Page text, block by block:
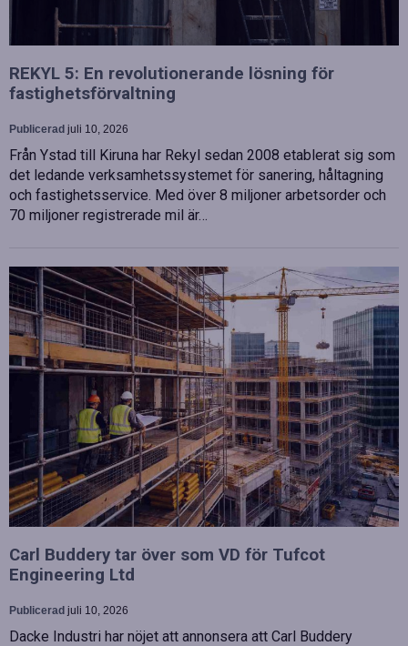
REKYL 5: En revolutionerande lösning för
fastighetsförvaltning
Publicerad juli 10, 2026
Från Ystad till Kiruna har Rekyl sedan 2008 etablerat sig som
det ledande verksamhetssystemet för sanering, håltagning
och fastighetsservice. Med över 8 miljoner arbetsorder och
70 miljoner registrerade mil är…
Carl Buddery tar över som VD för Tufcot
Engineering Ltd
Publicerad juli 10, 2026
Dacke Industri har nöjet att annonsera att Carl Buddery